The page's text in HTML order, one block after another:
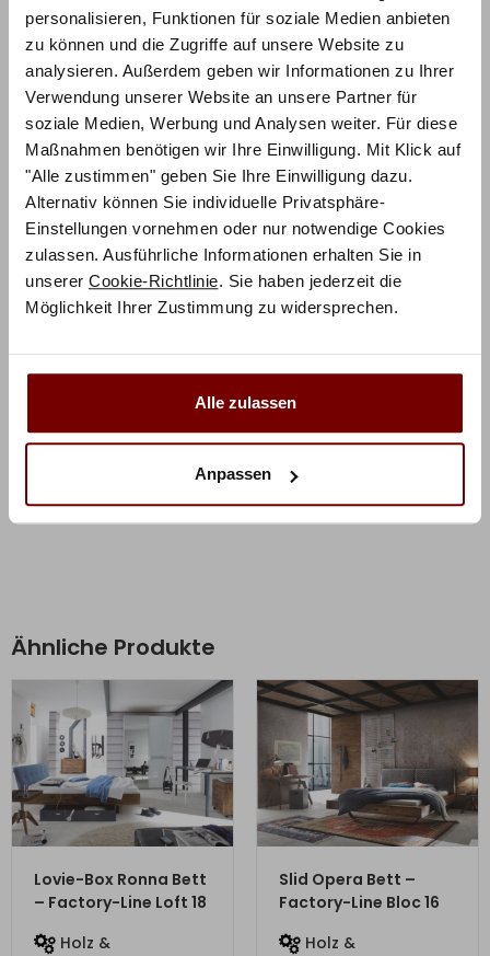
personalisieren, Funktionen für soziale Medien anbieten
zu können und die Zugriffe auf unsere Website zu
analysieren. Außerdem geben wir Informationen zu Ihrer
Verwendung unserer Website an unsere Partner für
soziale Medien, Werbung und Analysen weiter. Für diese
Maßnahmen benötigen wir Ihre Einwilligung. Mit Klick auf
"Alle zustimmen" geben Sie Ihre Einwilligung dazu.
Alternativ können Sie individuelle Privatsphäre-
Einstellungen vornehmen oder nur notwendige Cookies
zulassen. Ausführliche Informationen erhalten Sie in
unserer Cookie-Richtlinie. Sie haben jederzeit die
Möglichkeit Ihrer Zustimmung zu widersprechen.
Alle zulassen
Anpassen
Basierend auf 1 Rezension
5 Sterne
100%
4 Sterne
0%
3 Sterne
2 Sterne
0%
1 Stern
0%
1-1 von 1 Rezension
Ähnliche Produkte
Lovie-Box Ronna Bett
– Factory-Line Loft 18
Holz &
Slid Opera Bett –
Factory-Line Bloc 16
Holz &